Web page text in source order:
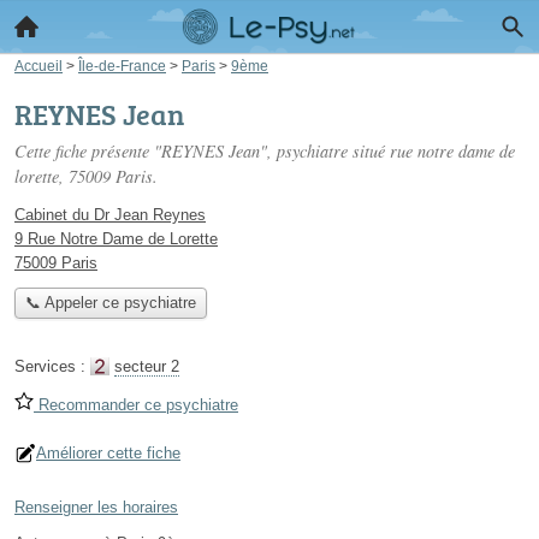
Accueil > Île-de-France > Paris > 9ème
REYNES Jean
Cette fiche présente "REYNES Jean", psychiatre situé rue notre dame de
lorette, 75009 Paris.
Cabinet du Dr Jean Reynes
9 Rue Notre Dame de Lorette
75009 Paris
📞 Appeler ce psychiatre
Services : secteur 2
Recommander ce psychiatre
Améliorer cette fiche
Renseigner les horaires